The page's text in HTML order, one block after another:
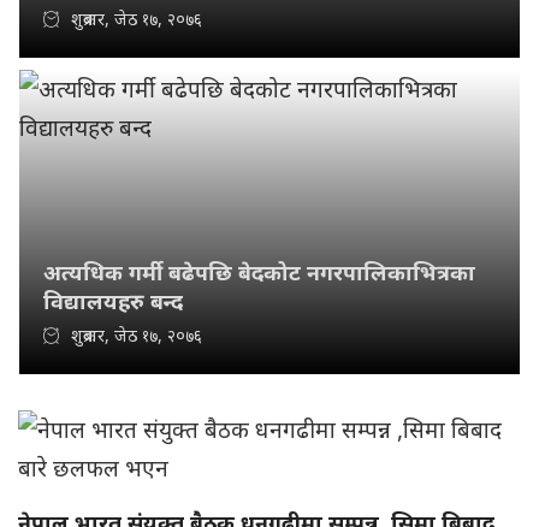
शुक्रबार, जेठ १७, २०७६
अत्यधिक गर्मी बढेपछि बेदकोट नगरपालिकाभित्रका
विद्यालयहरु बन्द
शुक्रबार, जेठ १७, २०७६